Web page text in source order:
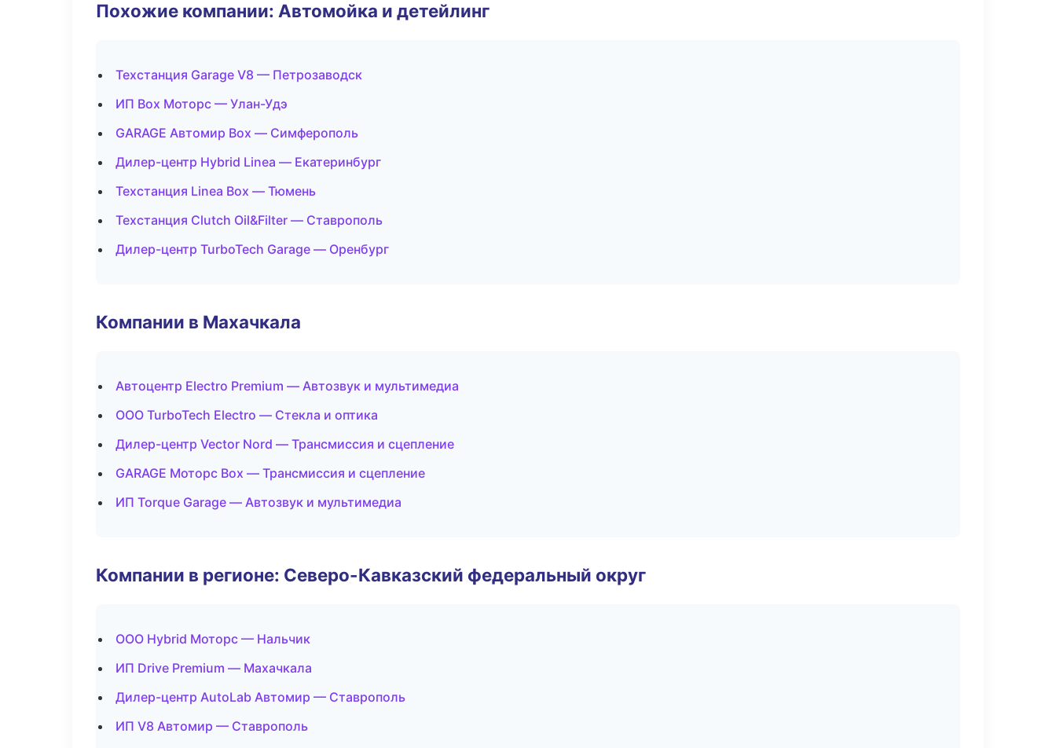
Похожие компании: Автомойка и детейлинг
Техстанция Garage V8 — Петрозаводск
ИП Box Моторс — Улан-Удэ
GARAGE Автомир Box — Симферополь
Дилер-центр Hybrid Linea — Екатеринбург
Техстанция Linea Box — Тюмень
Техстанция Clutch Oil&Filter — Ставрополь
Дилер-центр TurboTech Garage — Оренбург
Компании в Махачкала
Автоцентр Electro Premium — Автозвук и мультимедиа
ООО TurboTech Electro — Стекла и оптика
Дилер-центр Vector Nord — Трансмиссия и сцепление
GARAGE Моторс Box — Трансмиссия и сцепление
ИП Torque Garage — Автозвук и мультимедиа
Компании в регионе: Северо-Кавказский федеральный округ
ООО Hybrid Моторс — Нальчик
ИП Drive Premium — Махачкала
Дилер-центр AutoLab Автомир — Ставрополь
ИП V8 Автомир — Ставрополь